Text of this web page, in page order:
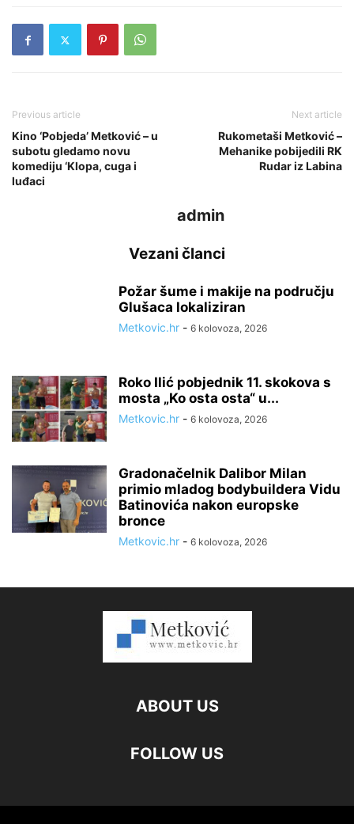
Previous article
Kino ‘Pobjeda’ Metković – u
subotu gledamo novu
komediju ‘Klopa, cuga i
luđaci
Next article
Rukometaši Metković –
Mehanike pobijedili RK
Rudar iz Labina
admin
Vezani članci
Požar šume i makije na području
Glušaca lokaliziran
Metkovic.hr - 6 kolovoza, 2026
Roko Ilić pobjednik 11. skokova s
mosta „Ko osta osta“ u...
Metkovic.hr - 6 kolovoza, 2026
Gradonačelnik Dalibor Milan
primio mladog bodybuildera Vidu
Batinovića nakon europske
bronce
Metkovic.hr - 6 kolovoza, 2026
ABOUT US
FOLLOW US